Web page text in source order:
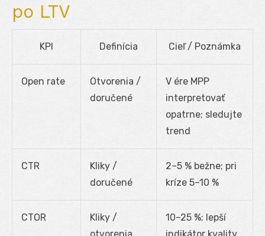
po LTV
KPI Definícia Cieľ / Poznámka
Open rate
Otvorenia /
doručené
V ére MPP
interpretovať
opatrne; sledujte
trend
CTR
Kliky /
doručené
2–5 % bežne; pri
kríze 5–10 %
CTOR
Kliky /
10–25 %; lepší